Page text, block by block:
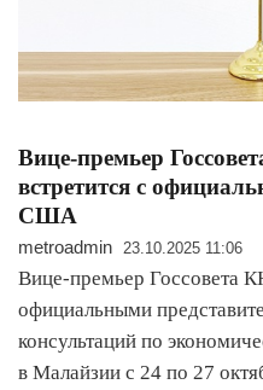
Вице-премьер
встретится с
США
metroadmin 23.10.2025 11:06
Вице-премьер Госсовета
официальными
консультаций по
в Малайзии с 24 по 27